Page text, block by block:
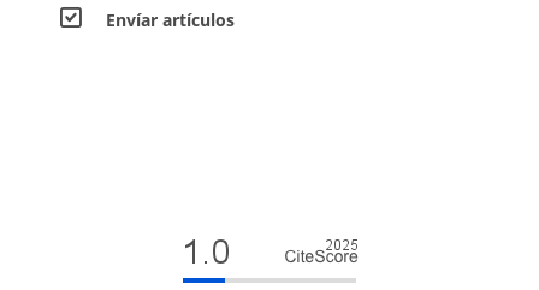
Envíar artículos